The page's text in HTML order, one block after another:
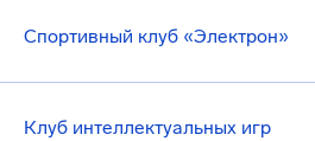
Спортивный клуб «Электрон»
Клуб интеллектуальных игр